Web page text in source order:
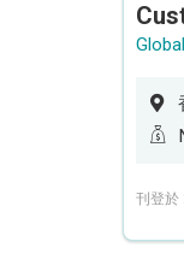
刊登於